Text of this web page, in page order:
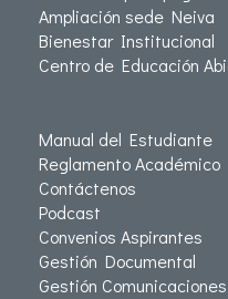
Ampliación sede Neiva
Bienestar Institucional
Centro de Educación
Manual del Estudiante
Reglamento Académico
Contáctenos
Podcast
Convenios Aspirantes
Gestión Documental
Gestión Comunicaciones